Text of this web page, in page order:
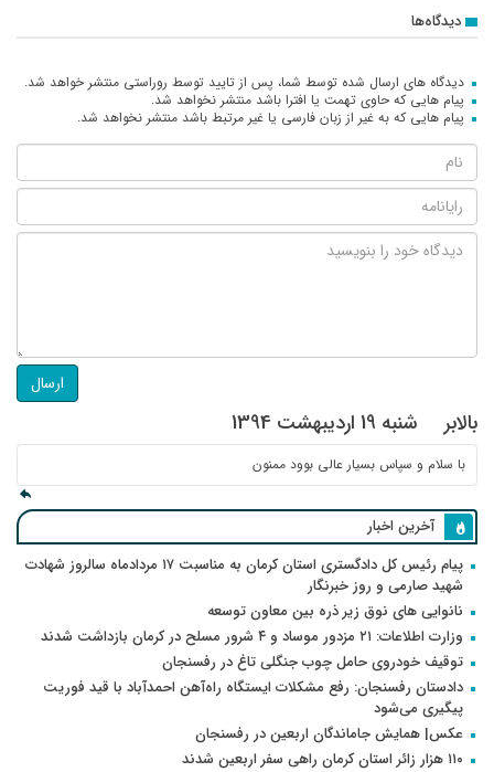
دیدگاه‌ها
دیدگاه های ارسال شده توسط شما، پس از تایید توسط روراستی منتشر خواهد شد.
پیام هایی که حاوی تهمت یا افترا باشد منتشر نخواهد شد.
پیام هایی که به غیر از زبان فارسی یا غیر مرتبط باشد منتشر نخواهد شد.
ارسال
بالابر شنبه 19 اردیبهشت 1394
با سلام و سپاس بسیار عالی بوود ممنون
آخرین اخبار
پیام رئیس کل دادگستری استان کرمان به مناسبت ۱۷ مردادماه سالروز شهادت
شهید صارمی و روز خبرنگار
نانوایی های نوق زیر ذره بین معاون توسعه
وزارت اطلاعات: ۲۱ مزدور موساد و ۴ شرور مسلح در کرمان بازداشت شدند
توقیف خودروی حامل چوب جنگلی تاغ در رفسنجان
دادستان رفسنجان: رفع مشکلات ایستگاه راه‌آهن احمدآباد با قید فوریت
پیگیری می‌شود
عکس| همایش جاماندگان اربعین در رفسنجان
۱۱۰ هزار زائر استان کرمان راهی سفر اربعین شدند